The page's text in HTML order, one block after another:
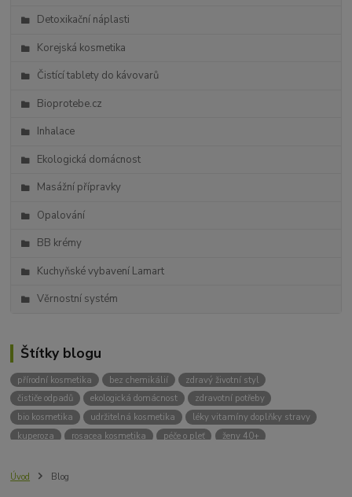
Detoxikační náplasti
Korejská kosmetika
Čistící tablety do kávovarů
Bioprotebe.cz
Inhalace
Ekologická domácnost
Masážní přípravky
Opalování
BB krémy
Kuchyňské vybavení Lamart
Věrnostní systém
Štítky blogu
přírodní kosmetika bez chemikálií
zdravý životní styl
čističe odpadů
ekologická domácnost
zdravotní potřeby
bio kosmetika
udržitelná kosmetika
léky vitamíny doplňky stravy
kuperoza
rosacea kosmetika péče o pleť
ženy 40+
bez chemie
Úvod Blog